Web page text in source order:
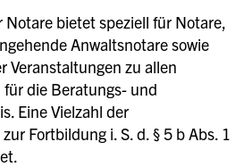
bietet speziell für Notare,
Anwaltsnotare sowie
Veranstaltungen zu allen
die Beratungs- und
Eine Vielzahl der
Fortbildung i. S. d. § 5 b Abs. 1